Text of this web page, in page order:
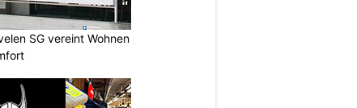
SG vereint Wohnen